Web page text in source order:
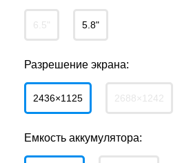
6.5" 5.8"
Разрешение экрана:
2436×1125 2688×1242
Емкость аккумулятора: